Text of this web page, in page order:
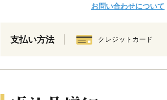
お問い合わせについて
支払い方法 クレジットカード